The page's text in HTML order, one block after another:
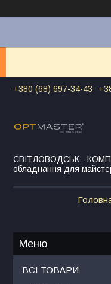
+380 (68) 697-34-43
СВІТЛОВОДСЬК -
обладнання для
ВСІ ТОВАРИ